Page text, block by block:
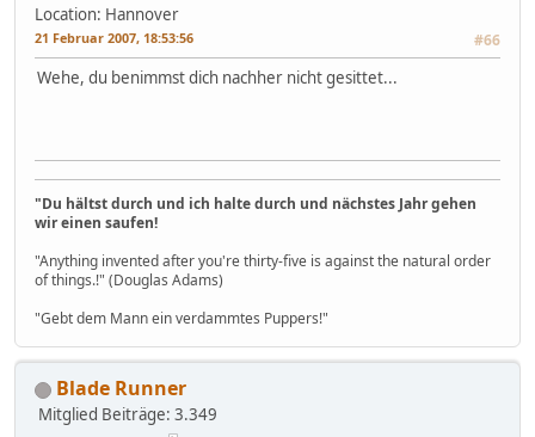
Location: Hannover
21 Februar 2007, 18:53:56 #66
Wehe, du benimmst dich nachher nicht gesittet...
"Du hältst durch und ich halte durch und nächstes Jahr gehen
wir einen saufen!
"Anything invented after you're thirty-five is against the natural order
of things.!" (Douglas Adams)
"Gebt dem Mann ein verdammtes Puppers!"
Blade Runner
Mitglied Beiträge: 3.349